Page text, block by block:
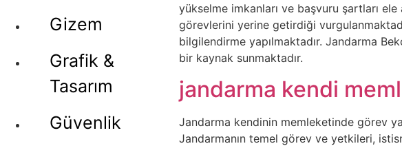
Gizem
Grafik &
Tasarım
Güvenlik
yükselme imkanları ve başvuru şartları
görevlerini yerine getirdiği
bilgilendirme yapılmaktadır. Jandarma
bir kaynak sunmaktadır.
jandarma kendi
Jandarma kendinin memleketinde görev
Jandarmanın temel görev ve yetkileri,